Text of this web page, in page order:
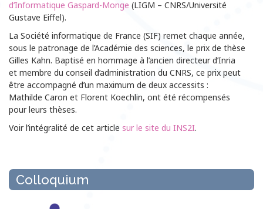
d’Informatique Gaspard-Monge (LIGM – CNRS/Université
Gustave Eiffel).
La Société informatique de France (SIF) remet chaque année,
sous le patronage de l’Académie des sciences, le prix de thèse
Gilles Kahn. Baptisé en hommage à l’ancien directeur d’Inria
et membre du conseil d’administration du CNRS, ce prix peut
être accompagné d’un maximum de deux accessits :
Mathilde Caron et Florent Koechlin, ont été récompensés
pour leurs thèses.
Voir l’intégralité de cet article sur le site du INS2I.
Colloquium